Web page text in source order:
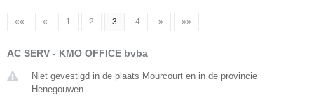
«« « 1 2 3 4 » »»
AC SERV - KMO OFFICE bvba
Niet gevestigd in de plaats Mourcourt en in de provincie
Henegouwen.